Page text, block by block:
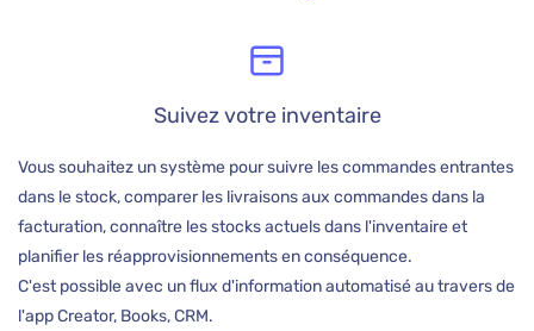
Suivez votre inventaire
Vous souhaitez un système pour suivre les commandes entrantes
dans le stock, comparer les livraisons aux commandes dans la
facturation, connaître les stocks actuels dans l'inventaire et
planifier les réapprovisionnements en conséquence.
C'est possible avec un flux d'information automatisé au travers de
l'app Creator, Books, CRM.